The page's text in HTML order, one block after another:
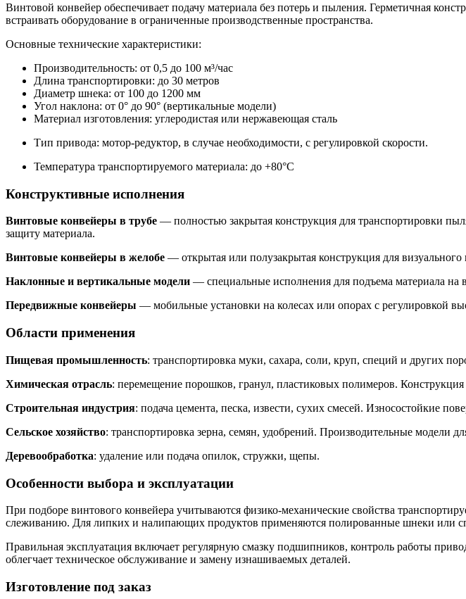
Винтовой конвейер обеспечивает подачу материала без потерь и пыления. Герметичная
встраивать оборудование в ограниченные производственные пространства.
Основные технические характеристики:
Производительность: от 0,5 до 100 м³/час
Длина транспортировки: до 30 метров
Диаметр шнека: от 100 до 1200 мм
Угол наклона: от 0° до 90° (вертикальные модели)
Материал изготовления: углеродистая или нержавеющая сталь
Тип привода: мотор-редуктор, в случае необходимости, с регулировкой скорости.
Температура транспортируемого материала: до +80°С
Конструктивные исполнения
Винтовые конвейеры в трубе — полностью закрытая конструкция для транспортировки
защиту материала.
Винтовые конвейеры в желобе — открытая или полузакрытая конструкция для
Наклонные и вертикальные модели — специальные исполнения для подъема материала на
Передвижные конвейеры — мобильные установки на колесах или опорах с регулировкой
Области применения
Пищевая промышленность: транспортировка муки, сахара, соли, круп, специй и других
Химическая отрасль: перемещение порошков, гранул, пластиковых полимеров. Конструкция
Строительная индустрия: подача цемента, песка, извести, сухих смесей. Износостойкие
Сельское хозяйство: транспортировка зерна, семян, удобрений. Производительные модели
Деревообработка: удаление или подача опилок, стружки, щепы.
Особенности выбора и эксплуатации
При подборе винтового конвейера учитываются физико-механические свойства
слеживанию. Для липких и налипающих продуктов применяются полированные шнеки или
Правильная эксплуатация включает регулярную смазку подшипников, контроль работы
облегчает техническое обслуживание и замену изнашиваемых деталей.
Изготовление под заказ